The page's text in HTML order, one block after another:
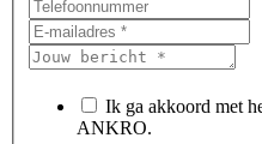
Ik ga akkoord met
ANKRO.